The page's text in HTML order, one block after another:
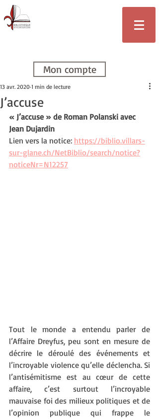
Mon compte
J’accuse
13 avr. 2020 1 min de lecture
« J’accuse » de Roman Polanski avec
Jean Dujardin
Lien vers la notice: https://biblio.villars-
sur-glane.ch/NetBiblio/search/notice?
noticeNr=N12257
Tout le monde a entendu parler de
l’Affaire Dreyfus, peu sont en mesure de
décrire le déroulé des événements et
l’incroyable violence qu’elle déclencha. Si
l’antisémitisme est au cœur de cette
affaire, c’est surtout l’incroyable
mauvaise foi des milieux politiques et de
l’opinion publique qui frappe le